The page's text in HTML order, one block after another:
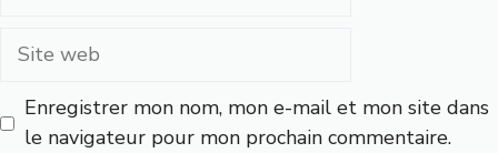
Site
Enregistrer mon nom, mon e-mail et mon site dans
le navigateur pour mon prochain commentaire.